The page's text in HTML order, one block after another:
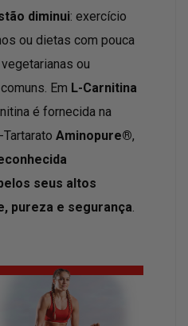
diminui: exercício
ou dietas com pouca
ou
Em L-Carnitina
é fornecida na
Aminopure®,
seus altos
pureza e segurança.